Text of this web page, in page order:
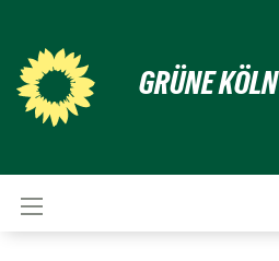
GRÜNE KÖLN